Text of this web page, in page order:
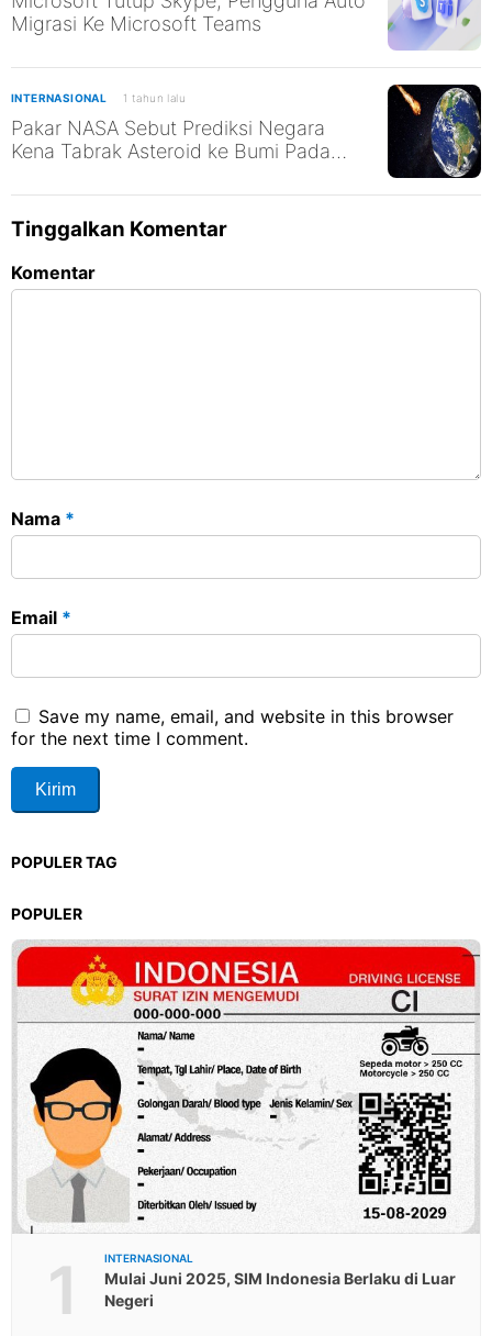
Migrasi Ke Microsoft Teams
INTERNASIONAL 1 tahun lalu
Pakar NASA Sebut Prediksi Negara
Kena Tabrak Asteroid ke Bumi Pada
Tinggalkan Komentar
Komentar
Nama *
Email *
Save my name, email, and website in this browser
for the next time I comment.
POPULER TAG
POPULER
1 INTERNASIONAL
Mulai Juni 2025, SIM Indonesia Berlaku di Luar
Negeri